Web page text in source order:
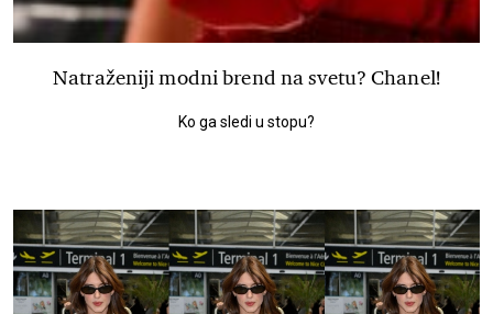
Natraženiji modni brend na svetu? Chanel!
Ko ga sledi u stopu?